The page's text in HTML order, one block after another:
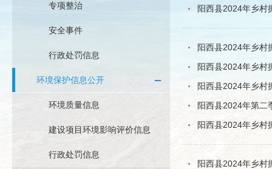
专项整治
安全事件
行政处罚信息
环境保护信息公开
环境质量信息
建设项目环境影响评价信息
行政处罚信息
阳西县2024年乡村
阳西县2024年乡村
阳西县2024年乡村
阳西县2024年乡村
阳西县2024年第二
阳西县2024年乡村
阳西县2024年乡村